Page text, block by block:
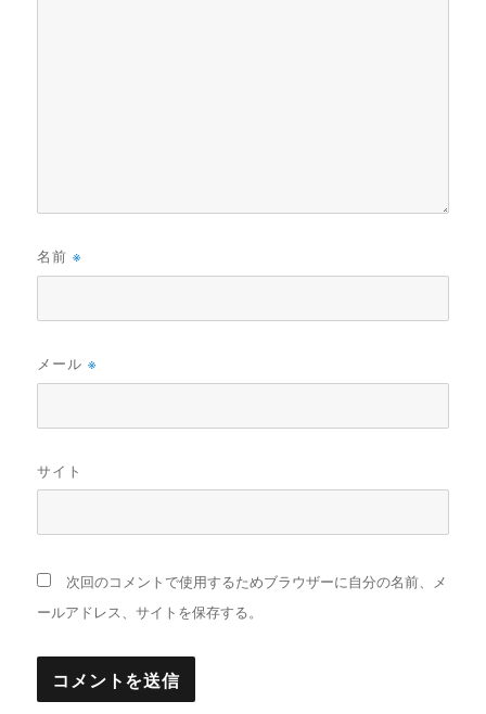
名前※
メール※
サイト
次回のコメントで使用するためブラウザーに自分の名前、メ
ールアドレス、サイトを保存する。